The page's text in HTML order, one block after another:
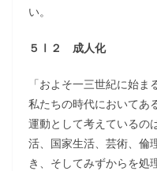
い。
５Ⅰ２ 成人化
「およそ一三世紀に始
私たちの時代において
運動として考えているの
活、国家生活、芸術、倫
き、そしてみずからを処